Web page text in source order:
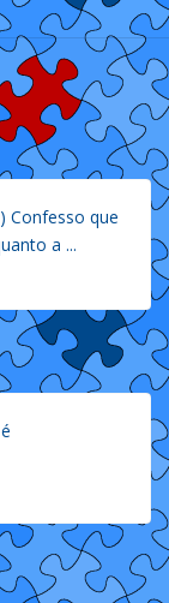
Confesso que
a ...